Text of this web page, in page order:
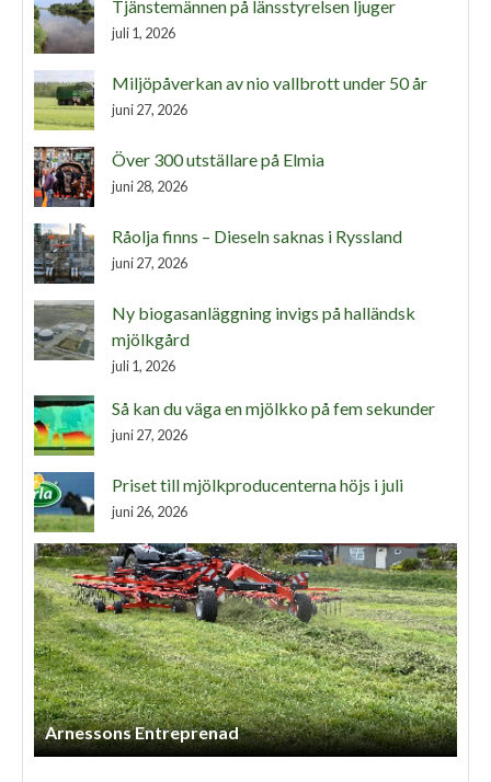
Tjänstemännen på länsstyrelsen ljuger
juli 1, 2026
Miljöpåverkan av nio vallbrott under 50 år
juni 27, 2026
Över 300 utställare på Elmia
juni 28, 2026
Råolja finns – Dieseln saknas i Ryssland
juni 27, 2026
Ny biogasanläggning invigs på halländsk
mjölkgård
juli 1, 2026
Så kan du väga en mjölkko på fem sekunder
juni 27, 2026
Priset till mjölkproducenterna höjs i juli
juni 26, 2026
Arnessons Entreprenad